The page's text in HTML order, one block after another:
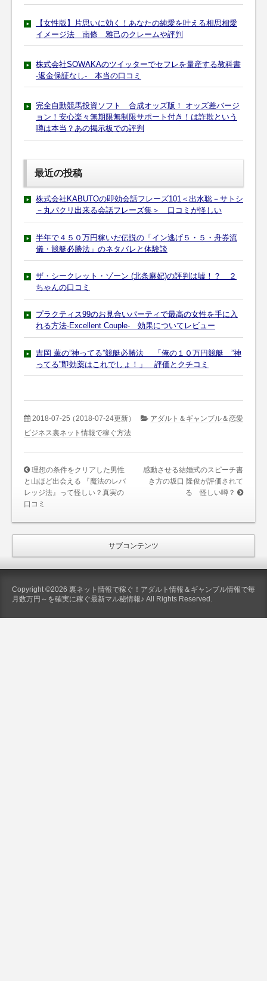
【女性版】片思いに効く！あなたの純愛を叶える相思相愛
イメージ法 南條 雅己のクレームや評判
株式会社SOWAKAのツイッターでセフレを量産する教科書
-返金保証なし- 本当の口コミ
完全自動競馬投資ソフト 合成オッズ版！ オッズ差バージ
ョン！安心楽々無期限無制限サポート付き！は詐欺という
噂は本当？あの掲示板での評判
最近の投稿
株式会社KABUTOの即効会話フレーズ101＜出水聡－サトシ
－丸パクリ出来る会話フレーズ集＞ 口コミが怪しい
半年で４５０万円稼いだ伝説の「イン逃げ５・５・舟券流
儀・競艇必勝法」のネタバレと体験談
ザ・シークレット・ゾーン (北条麻妃)の評判は嘘！？ ２
ちゃんの口コミ
プラクティス99のお見合いパーティで最高の女性を手に入
れる方法-Excellent Couple- 効果についてレビュー
吉岡 薫の”神ってる”競艇必勝法 「俺の１０万円競艇 ”神
ってる”即効薬はこれでしょ！」 評価とクチコミ
2018-07-25（2018-07-24更新）
アダルト＆ギャンブル＆恋愛
ビジネス裏ネット情報で稼ぐ方法
理想の条件をクリアした男性
と山ほど出会える 『魔法のレバ
レッジ法』って怪しい？真実の
口コミ
感動させる結婚式のスピーチ書
き方の坂口 隆俊が評価されて
る 怪しい噂？
サブコンテンツ
Copyright ©2026 裏ネット情報で稼ぐ！アダルト情報＆ギャンブル情報で毎
月数万円～を確実に稼ぐ最新マル秘情報♪ All Rights Reserved.